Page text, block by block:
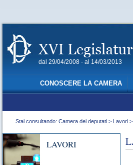
dal 29/04/2008 - al 14/03/2013
CONOSCERE LA CAMERA
Stai consultando: Camera dei deputati > Lavori >
LAVORI